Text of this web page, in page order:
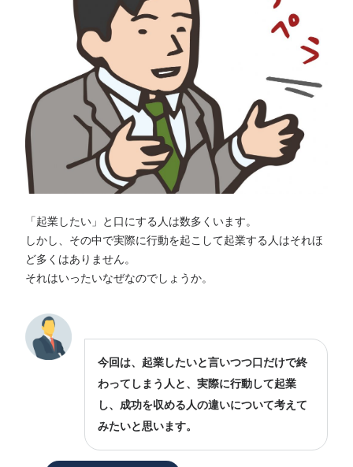
「起業したい」と口にする人は数多くいます。
しかし、その中で実際に行動を起こして起業する人はそれほ
ど多くはありません。
それはいったいなぜなのでしょうか。
今回は、起業したいと言いつつ口だけで終
わってしまう人と、実際に行動して起業
し、成功を収める人の違いについて考えて
みたいと思います。